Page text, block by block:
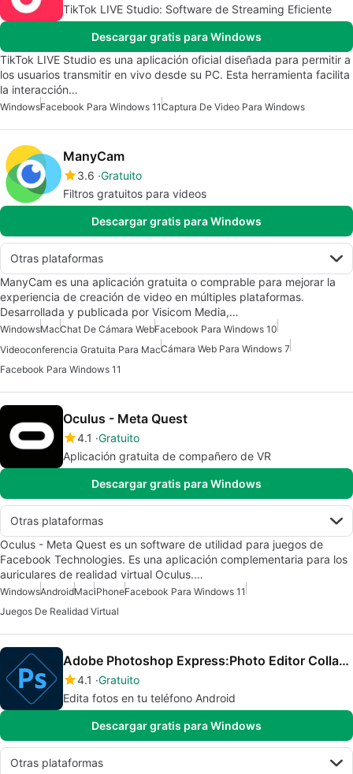
TikTok LIVE Studio: Software de Streaming Eficiente
Descargar gratis para Windows
TikTok LIVE Studio es una aplicación oficial diseñada para permitir a
los usuarios transmitir en vivo desde su PC. Esta herramienta facilita
la interacción…
WindowsFacebook Para Windows 11Captura De Video Para Windows
ManyCam
3.6 Gratuito
Filtros gratuitos para videos
Descargar gratis para Windows
Otras plataformas
ManyCam es una aplicación gratuita o comprable para mejorar la
experiencia de creación de video en múltiples plataformas.
Desarrollada y publicada por Visicom Media,…
WindowsMacChat De Cámara WebFacebook Para Windows 10
Videoconferencia Gratuita Para MacCámara Web Para Windows 7
Facebook Para Windows 11
Oculus - Meta Quest
4.1 Gratuito
Aplicación gratuita de compañero de VR
Descargar gratis para Windows
Otras plataformas
Oculus - Meta Quest es un software de utilidad para juegos de
Facebook Technologies. Es una aplicación complementaria para los
auriculares de realidad virtual Oculus.…
WindowsAndroidMaciPhoneFacebook Para Windows 11
Juegos De Realidad Virtual
Adobe Photoshop Express:Photo Editor Collage Maker
4.1 Gratuito
Edita fotos en tu teléfono Android
Descargar gratis para Windows
Otras plataformas